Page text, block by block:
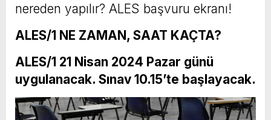
nereden yapılır? ALES başvuru ekranı!
ALES/1 NE ZAMAN, SAAT KAÇTA?
ALES/1 21 Nisan 2024 Pazar günü
uygulanacak. Sınav 10.15’te başlayacak.